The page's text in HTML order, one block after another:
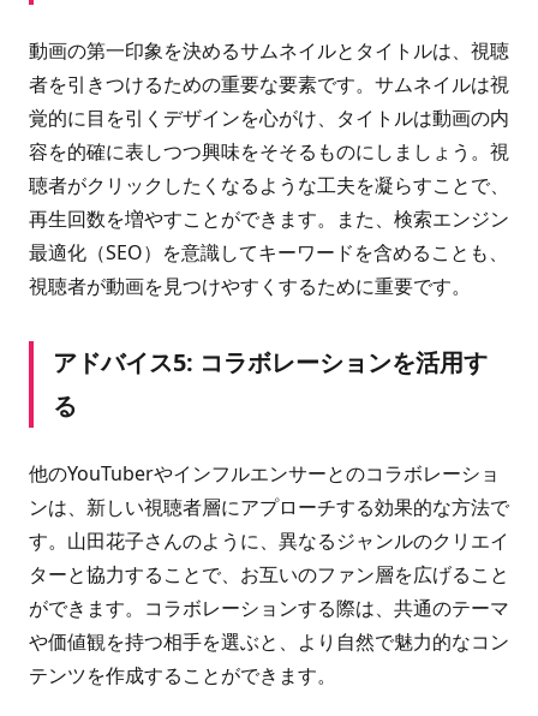
動画の第一印象を決めるサムネイルとタイトルは、視聴
者を引きつけるための重要な要素です。サムネイルは視
覚的に目を引くデザインを心がけ、タイトルは動画の内
容を的確に表しつつ興味をそそるものにしましょう。視
聴者がクリックしたくなるような工夫を凝らすことで、
再生回数を増やすことができます。また、検索エンジン
最適化（SEO）を意識してキーワードを含めることも、
視聴者が動画を見つけやすくするために重要です。
アドバイス5: コラボレーションを活用す
る
他のYouTuberやインフルエンサーとのコラボレーショ
ンは、新しい視聴者層にアプローチする効果的な方法で
す。山田花子さんのように、異なるジャンルのクリエイ
ターと協力することで、お互いのファン層を広げること
ができます。コラボレーションする際は、共通のテーマ
や価値観を持つ相手を選ぶと、より自然で魅力的なコン
テンツを作成することができます。